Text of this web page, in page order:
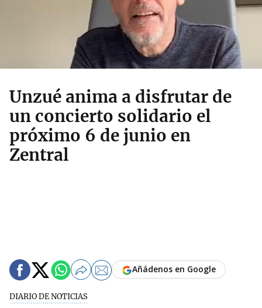
Unzué anima a disfrutar de
un concierto solidario el
próximo 6 de junio en
Zentral
DIARIO DE NOTICIAS
Añádenos en Google